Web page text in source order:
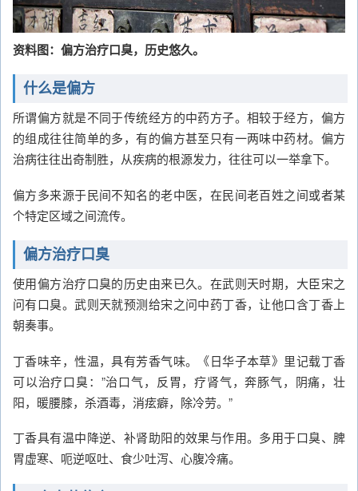
资料图：偏方治疗口臭，历史悠久。
什么是偏方
所谓偏方就是不同于传统经方的中药方子。相较于经方，偏方
的组成往往简单的多，有的偏方甚至只有一两味中药材。偏方
治病往往出奇制胜，从疾病的根源发力，往往可以一举拿下。
偏方多来源于民间不知名的老中医，在民间老百姓之间或者某
个特定区域之间流传。
偏方治疗口臭
使用偏方治疗口臭的历史由来已久。在武则天时期，大臣宋之
问有口臭。武则天就预测给宋之问中药丁香，让他口含丁香上
朝奏事。
丁香味辛，性温，具有芳香气味。《日华子本草》里记载丁香
可以治疗口臭：”治口气，反胃，疗肾气，奔豚气，阴痛，壮
阳，暖腰膝，杀酒毒，消痃癖，除冷劳。”
丁香具有温中降逆、补肾助阳的效果与作用。多用于口臭、脾
胃虚寒、呃逆呕吐、食少吐泻、心腹冷痛。